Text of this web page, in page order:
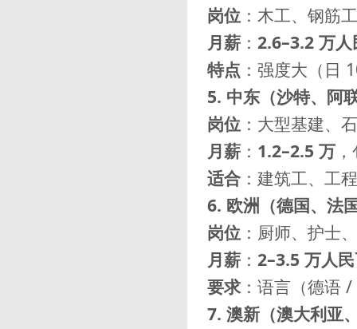
岗位 ：木工、钢筋
月薪 ： 2.6–3.2 万人
特点 ：强度大（日
5. 中东（沙特、阿
岗位 ：大型基建、
月薪 ： 1.2–2.5 万
适合 ：建筑工、工
6. 欧洲（德国、法
岗位 ：厨师、护士
月薪 ： 2–3.5 万人
要求：语言（德语
7. 澳新（澳大利亚